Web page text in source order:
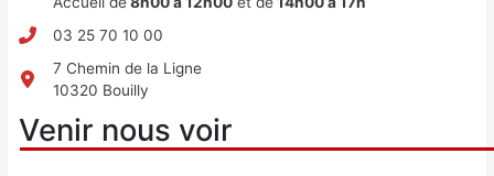
03 25 70 10 00
7 Chemin de la Ligne
10320 Bouilly
Venir nous voir